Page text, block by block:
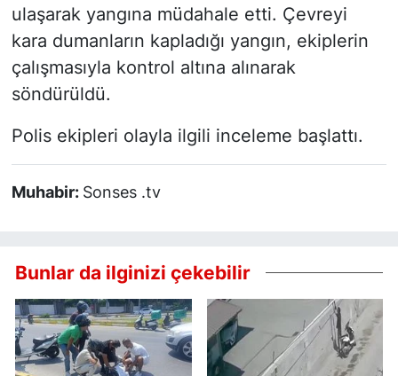
ulaşarak yangına müdahale etti. Çevreyi
kara dumanların kapladığı yangın, ekiplerin
çalışmasıyla kontrol altına alınarak
söndürüldü.
Polis ekipleri olayla ilgili inceleme başlattı.
Muhabir: Sonses .tv
Bunlar da ilginizi çekebilir